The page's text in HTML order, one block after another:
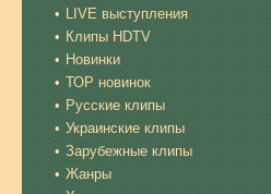
LIVE выступления
Клипы HDTV
Новинки
ТОР новинок
Русские клипы
Украинские клипы
Зарубежные клипы
Жанры